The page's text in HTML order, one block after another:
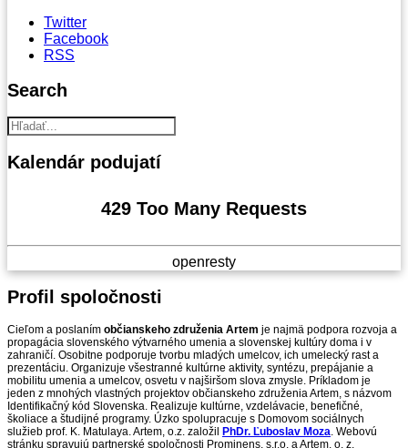
Twitter
Facebook
RSS
Search
Kalendár podujatí
429 Too Many Requests
openresty
Profil spoločnosti
Cieľom a poslaním občianskeho združenia Artem je najmä podpora rozvoja a
propagácia slovenského výtvarného umenia a slovenskej kultúry doma i v
zahraničí. Osobitne podporuje tvorbu mladých umelcov, ich umelecký rast a
prezentáciu. Organizuje všestranné kultúrne aktivity, syntézu, prepájanie a
mobilitu umenia a umelcov, osvetu v najširšom slova zmysle. Príkladom je
jeden z mnohých vlastných projektov občianskeho združenia Artem, s názvom
Identifikačný kód Slovenska. Realizuje kultúrne, vzdelávacie, benefičné,
školiace a študijné programy. Úzko spolupracuje s Domovom sociálnych
služieb prof. K. Matulaya. Artem, o.z. založil
PhDr. Ľuboslav Moza. Webovú
stránku spravujú partnerské spoločnosti Prominens, s.r.o. a Artem, o. z.